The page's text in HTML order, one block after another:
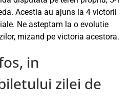
Acestia au ajuns la 4 victorii
Ne asteptam la o evolutie
mizand pe victoria acestora.
in
zilei de